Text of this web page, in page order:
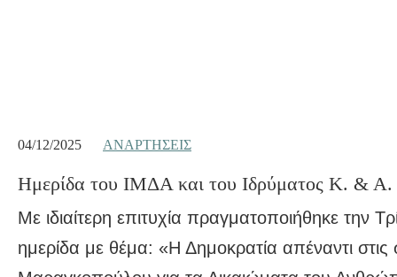
04/12/2025 ΑΝΑΡΤΉΣΕΙΣ
Ημερίδα του ΙΜΔΑ και του Ιδρύματος Κ. & Α.
Με ιδιαίτερη επιτυχία πραγματοποιήθηκε την
ημερίδα με θέμα: «Η Δημοκρατία απέναντι